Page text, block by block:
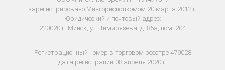
зарегистрировано Мингорисполкомом 20 марта 2012 г.
Юридический и почтовый адрес:
220020 г. Минск, ул. Тимирязева, д. 85а, пом. 204
Регистрационный номер в торговом реестре 479028
дата регистрации 08 апреля 2020 г.